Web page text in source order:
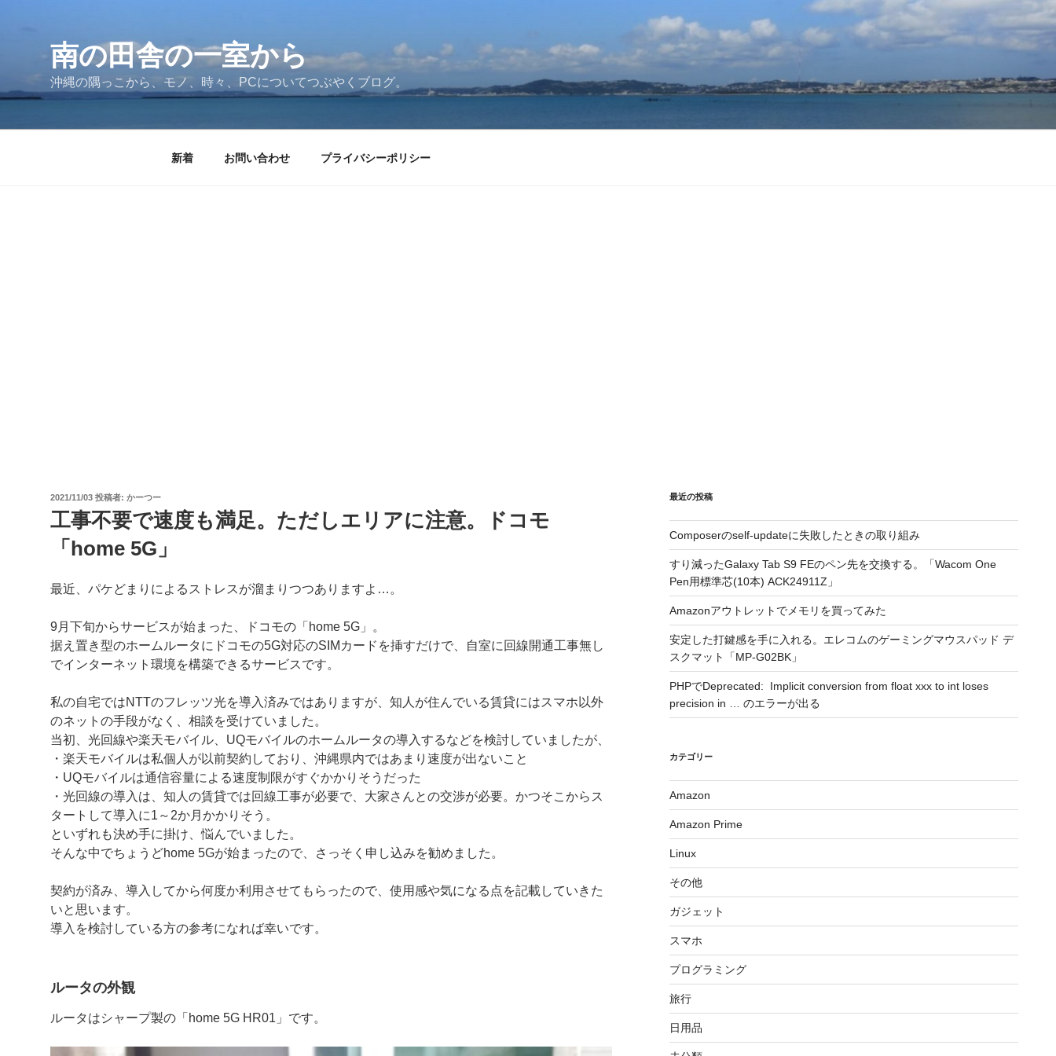
へ
南の田舎の一室から
沖縄の隅っこから、モノ、時々、PCについてつぶやくブログ。
新着 お問い合わせ プライバシーポリシー
投
稿
2021/11/03 投稿者: かーつー
工事不要で速度も満足。ただしエリアに注意。ドコモ
「home 5G」
最近、パケどまりによるストレスが溜まりつつありますよ…。
9月下旬からサービスが始まった、ドコモの「home 5G」。
据え置き型のホームルータにドコモの5G対応のSIMカードを挿すだけで、自室に回線開通工事無し
でインターネット環境を構築できるサービスです。
私の自宅ではNTTのフレッツ光を導入済みではありますが、知人が住んでいる賃貸にはスマホ以外
のネットの手段がなく、相談を受けていました。
当初、光回線や楽天モバイル、UQモバイルのホームルータの導入するなどを検討していましたが、
・楽天モバイルは私個人が以前契約しており、沖縄県内ではあまり速度が出ないこと
・UQモバイルは通信容量による速度制限がすぐかかりそうだった
・光回線の導入は、知人の賃貸では回線工事が必要で、大家さんとの交渉が必要。かつそこからス
タートして導入に1～2か月かかりそう。
といずれも決め手に掛け、悩んでいました。
そんな中でちょうどhome 5Gが始まったので、さっそく申し込みを勧めました。
契約が済み、導入してから何度か利用させてもらったので、使用感や気になる点を記載していきた
いと思います。
導入を検討している方の参考になれば幸いです。
ルータの外観
ルータはシャープ製の「home 5G HR01」です。
最近の投稿
Composerのself-updateに失敗したときの取り組み
すり減ったGalaxy Tab S9 FEのペン先を交換する。「Wacom One
Pen用標準芯(10本) ACK24911Z」
Amazonアウトレットでメモリを買ってみた
安定した打鍵感を手に入れる。エレコムのゲーミングマウスパッド デ
スクマット「MP-G02BK」
PHPでDeprecated: Implicit conversion from float xxx to int loses
precision in … のエラーが出る
カテゴリー
Amazon
Amazon Prime
Linux
その他
ガジェット
スマホ
プログラミング
旅行
日用品